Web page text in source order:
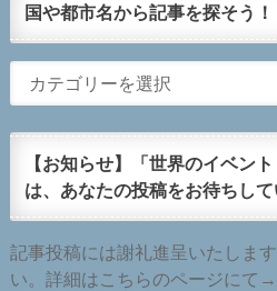
国や都市名から記事を探そう！
【お知らせ】「世界のイベン
は、あなたの投稿をお待ちして
記事投稿には謝礼進呈いたしま
い。詳細はこちらのページにて→